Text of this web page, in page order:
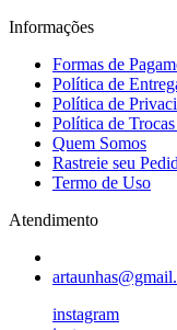
Informações
Formas de
Política de
Política de
Política de
Quem Somos
Rastreie seu
Termo de Uso
Atendimento
instagram